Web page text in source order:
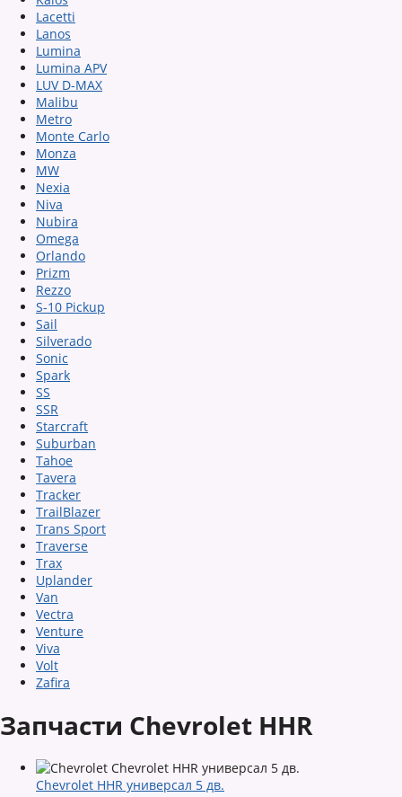
Lacetti
Lanos
Lumina
Lumina APV
LUV D-MAX
Malibu
Metro
Monte Carlo
Monza
MW
Nexia
Niva
Nubira
Omega
Orlando
Prizm
Rezzo
S-10 Pickup
Sail
Silverado
Sonic
Spark
SS
SSR
Starcraft
Suburban
Tahoe
Tavera
Tracker
TrailBlazer
Trans Sport
Traverse
Trax
Uplander
Van
Vectra
Venture
Viva
Volt
Zafira
Запчасти Chevrolet HHR
Chevrolet HHR универсал 5 дв.